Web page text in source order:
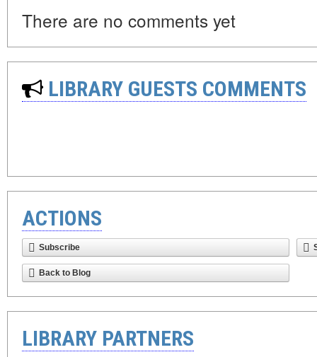
There are no comments yet
LIBRARY GUESTS COMMENTS
ACTIONS
Subscribe
Back to Blog
LIBRARY PARTNERS